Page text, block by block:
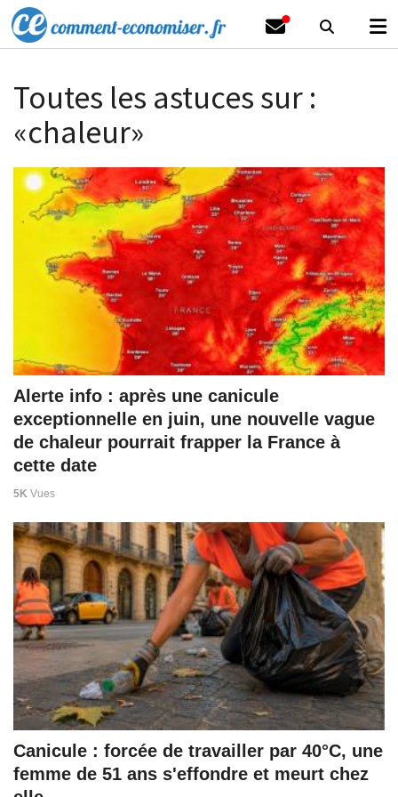
Toutes les astuces sur :
«chaleur»
Alerte info : après une canicule
exceptionnelle en juin, une nouvelle vague
de chaleur pourrait frapper la France à
cette date
5K Vues
Canicule : forcée de travailler par 40°C, une
femme de 51 ans s'effondre et meurt chez